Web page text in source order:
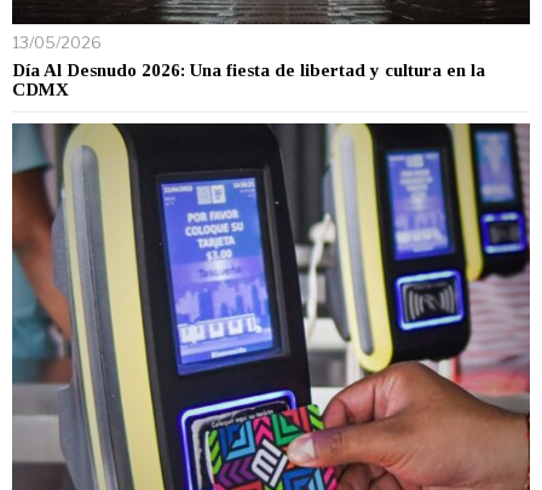
13/05/2026
Día Al Desnudo 2026: Una fiesta de libertad y cultura en la
CDMX